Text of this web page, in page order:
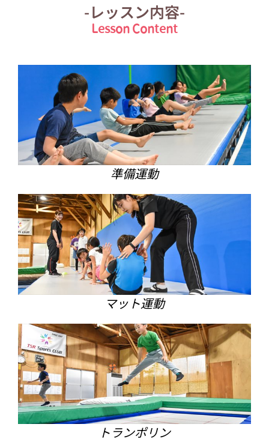
-レッスン内容-
Lesson Content
準備運動
マット運動
トランポリン